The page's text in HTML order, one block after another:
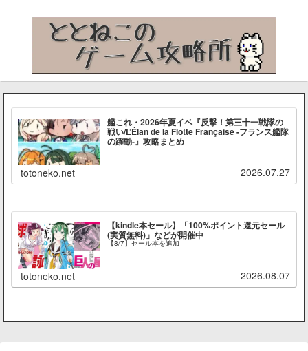
艦これ・2026年夏イベ『反撃！第三十一戦隊の
戦い/L’Élan de la Flotte Française -フランス艦隊
の躍動-』攻略まとめ
totoneko.net 2026.07.27
【kindle本セール】「100%ポイント還元セール
(実質無料)」などが開催中
【8/7】セール本を追加
totoneko.net 2026.08.07